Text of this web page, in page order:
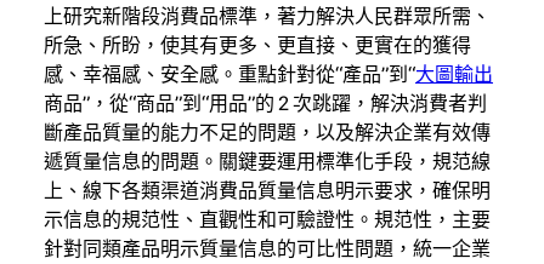
上研究新階段消費品標準，著力解決人民群眾所需、
所急、所盼，使其有更多、更直接、更實在的獲得
感、幸福感、安全感。重點針對從“產品”到“大圖輸出
商品”，從“商品”到“用品”的 2 次跳躍，解決消費者判
斷產品質量的能力不足的問題，以及解決企業有效傳
遞質量信息的問題。關鍵要運用標準化手段，規范線
上、線下各類渠道消費品質量信息明示要求，確保明
示信息的規范性、直觀性和可驗證性。規范性，主要
針對同類產品明示質量信息的可比性問題，統一企業